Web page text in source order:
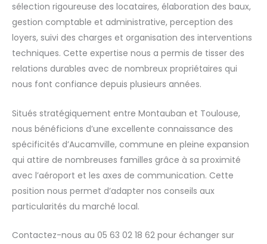
sélection rigoureuse des locataires, élaboration des baux,
gestion comptable et administrative, perception des
loyers, suivi des charges et organisation des interventions
techniques. Cette expertise nous a permis de tisser des
relations durables avec de nombreux propriétaires qui
nous font confiance depuis plusieurs années.
Situés stratégiquement entre Montauban et Toulouse,
nous bénéficions d’une excellente connaissance des
spécificités d’Aucamville, commune en pleine expansion
qui attire de nombreuses familles grâce à sa proximité
avec l’aéroport et les axes de communication. Cette
position nous permet d’adapter nos conseils aux
particularités du marché local.
Contactez-nous au 05 63 02 18 62 pour échanger sur